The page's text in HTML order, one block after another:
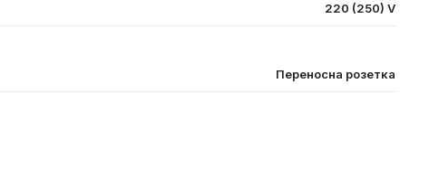
220 (250) V
Переносна розетка